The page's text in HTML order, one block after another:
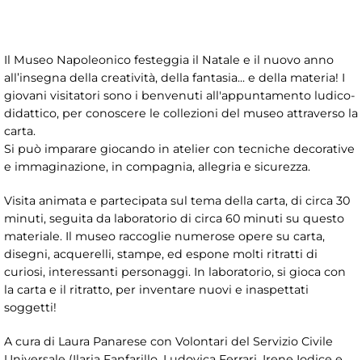
Il Museo Napoleonico festeggia il Natale e il nuovo anno
all’insegna della creatività, della fantasia... e della materia! I
giovani visitatori sono i benvenuti all'appuntamento ludico-
didattico, per conoscere le collezioni del museo attraverso la
carta.
Si può imparare giocando in atelier con tecniche decorative
e immaginazione, in compagnia, allegria e sicurezza.
Visita animata e partecipata sul tema della carta, di circa 30
minuti, seguita da laboratorio di circa 60 minuti su questo
materiale. Il museo raccoglie numerose opere su carta,
disegni, acquerelli, stampe, ed espone molti ritratti di
curiosi, interessanti personaggi. In laboratorio, si gioca con
la carta e il ritratto, per inventare nuovi e inaspettati
soggetti!
A cura di Laura Panarese con Volontari del Servizio Civile